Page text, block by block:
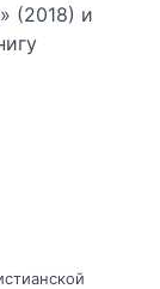
(2018) и